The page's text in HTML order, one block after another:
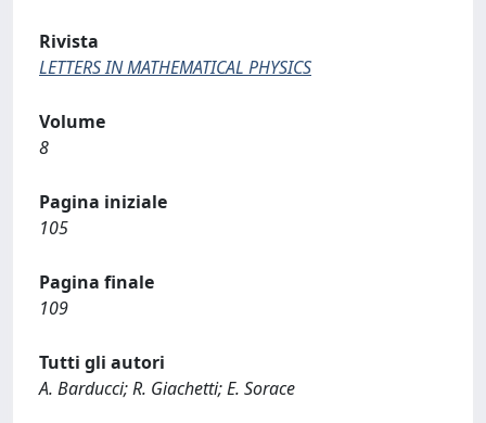
Rivista
LETTERS IN MATHEMATICAL PHYSICS
Volume
8
Pagina iniziale
105
Pagina finale
109
Tutti gli autori
A. Barducci; R. Giachetti; E. Sorace